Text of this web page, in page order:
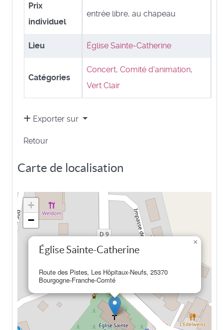
Prix
individuel
entrée libre, au chapeau
Lieu Église Sainte-Catherine
Catégories
Concert, Comité d'animation,
Vert Clair
Exporter sur
Retour
Carte de localisation
Église Sainte-Catherine
Route des Pistes, Les Hôpitaux-Neufs, 25370
Bourgogne-Franche-Comté
×
+
−